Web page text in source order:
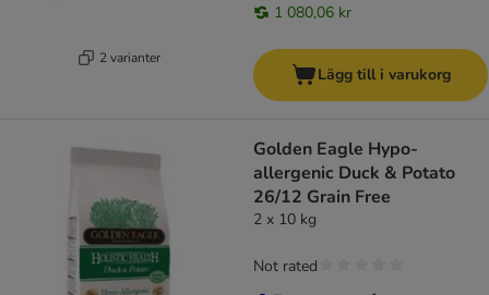
2 varianter
1 080,06 kr
Lägg till i varukorg
Golden Eagle Hypo-
allergenic Duck & Potato
26/12 Grain Free
2 x 10 kg
Not rated